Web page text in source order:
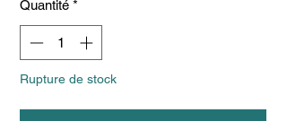
Quantité *
Rupture de stock